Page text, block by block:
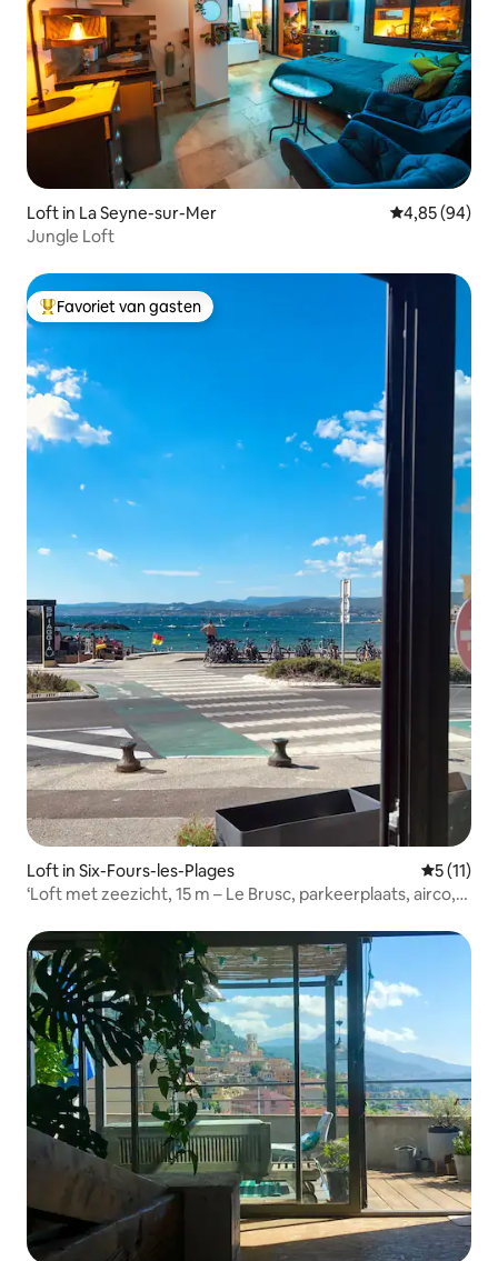
Loft in La Seyne-sur-Mer Gemiddelde
4,85 (94)
Jungle Loft
Topfavoriet van gasten
Favoriet van gasten
Loft in Six-Fours-les-Plages
5 (11)
‘Loft met zeezicht, 15 m – Le Brusc, parkeerplaats, airco,